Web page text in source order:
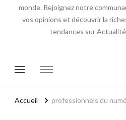
monde. Rejoignez notre
vos opinions et découvrir la
tendances sur
Accueil professionnels du